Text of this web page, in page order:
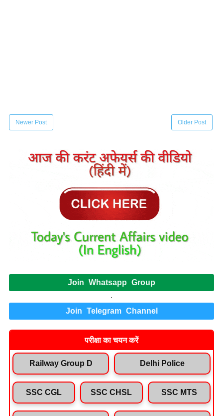
Newer Post Older Post
Join Whatsapp Group
.
Join Telegram Channel
परीक्षा का चयन करें
Railway Group D Delhi Police
SSC CGL SSC CHSL SSC MTS